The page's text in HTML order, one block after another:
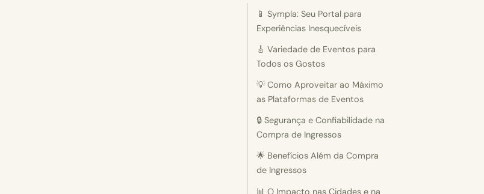
📱 Sympla: Seu Portal para
Experiências Inesquecíveis
🎸 Variedade de Eventos para
Todos os Gostos
💡 Como Aproveitar ao Máximo
as Plataformas de Eventos
🔒 Segurança e Confiabilidade na
Compra de Ingressos
🌟 Benefícios Além da Compra
de Ingressos
📊 O Impacto nas Cidades e na